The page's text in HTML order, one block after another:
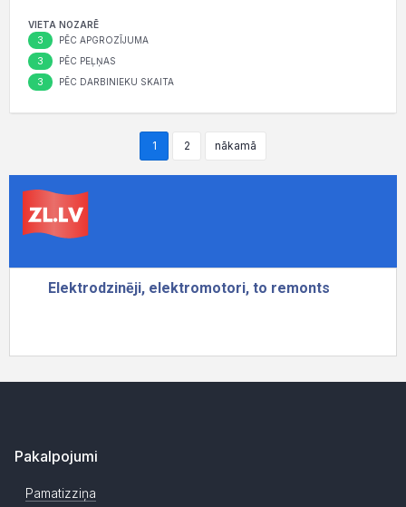
VIETA NOZARĒ
3 PĒC APGROZĪJUMA
3 PĒC PEĻŅAS
3 PĒC DARBINIEKU SKAITA
1 2 nākamā
Pakalpojumi
Pamatizziņa